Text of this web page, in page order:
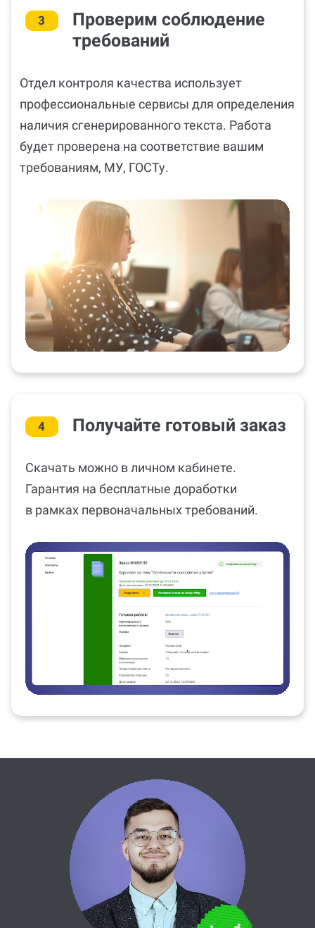
3
Проверим соблюдение
требований
Отдел контроля качества использует
профессиональные сервисы для определения
наличия сгенерированного текста. Работа
будет проверена на соответствие вашим
требованиям, МУ, ГОСТу.
4 Получайте готовый заказ
Скачать можно в личном кабинете.
Гарантия на бесплатные доработки
в рамках первоначальных требований.